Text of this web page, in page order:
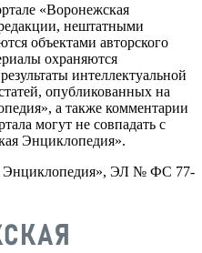
«Воронежская
нештатными
объектами авторского
охраняются
интеллектуальной
опубликованных на
а также комментарии
могут не совпадать с
Энциклопедия».
Энциклопедия», ЭЛ № ФС 77-